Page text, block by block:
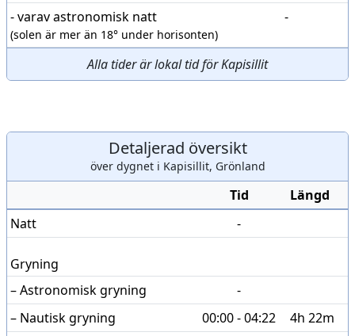
- varav astronomisk natt
(solen är mer än 18° under horisonten)
-
Alla tider är lokal tid för Kapisillit
Detaljerad översikt
över dygnet i Kapisillit, Grönland
Tid
Längd
Natt
-
Gryning
– Astronomisk gryning
-
– Nautisk gryning
00:00 - 04:22
4h 22m